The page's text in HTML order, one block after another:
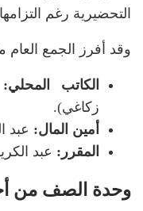
التحضيرية رغم
وقد أفرز الجمع العام
الكاتب المحلي:
زكاغي).
أمين المال: عبد
المقرر: عبد
وحدة الصف من